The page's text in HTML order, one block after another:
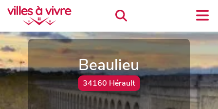
Beaulieu
34160 Hérault